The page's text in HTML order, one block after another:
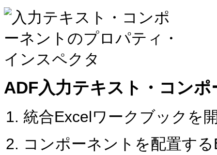
ADF入力テキスト・コン
統合Excelワークブックを
コンポーネントを配置す